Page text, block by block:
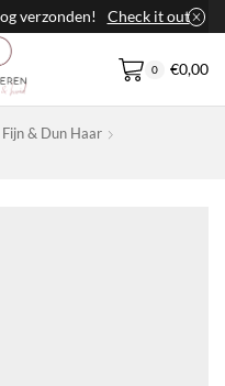
verzonden! Check it out
0 €0,00
Fijn & Dun Haar